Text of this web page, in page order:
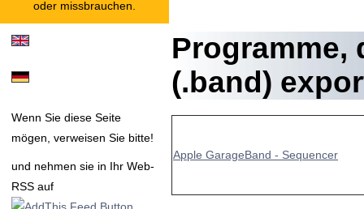
oder missbrauchen.
Wenn Sie diese Seite
mögen, verweisen Sie bitte!
und nehmen sie in Ihr Web-
RSS auf
Programme,
(.band)
Apple GarageBand - Sequencer